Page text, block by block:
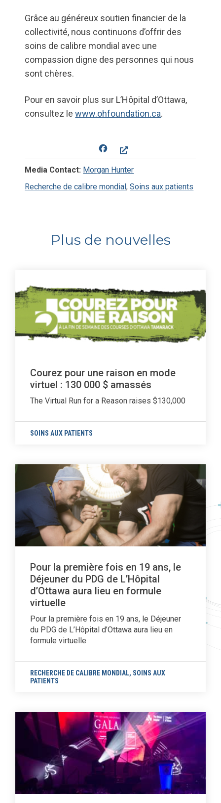
Grâce au généreux soutien financier de la
collectivité, nous continuons d’offrir des
soins de calibre mondial avec une
compassion digne des personnes qui nous
sont chères.
Pour en savoir plus sur L’Hôpital d’Ottawa,
consultez lewww.ohfoundation.ca.
Facebook
Media Contact: Morgan Hunter
Recherche de calibre mondial,Soins aux patients
Plus de nouvelles
Courez pour une raison en mode
virtuel : 130 000 $ amassés
The Virtual Run for a Reason raises $130,000
SOINS AUX PATIENTS
Pour la première fois en 19 ans, le
Déjeuner du PDG de L’Hôpital
d’Ottawa aura lieu en formule
virtuelle
Pour la première fois en 19 ans, le Déjeuner
du PDG de L’Hôpital d’Ottawa aura lieu en
formule virtuelle
RECHERCHE DE CALIBRE MONDIAL, SOINS AUX
PATIENTS